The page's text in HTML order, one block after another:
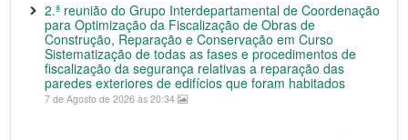
2.ª reunião do Grupo Interdepartamental de Coordenação
para Optimização da Fiscalização de Obras de
Construção, Reparação e Conservação em Curso
Sistematização de todas as fases e procedimentos de
fiscalização da segurança relativas a reparação das
paredes exteriores de edifícios que foram habitados
7 de Agosto de 2026 às 20:34